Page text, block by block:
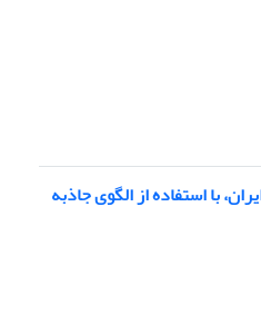
با استفاده از الگوی جاذبه